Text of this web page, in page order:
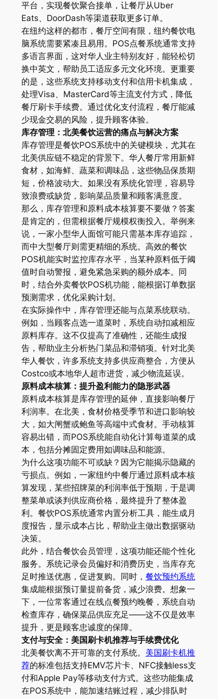
平台，实现餐饮聚合接单，让餐厅从Uber
Eats、DoorDash等渠道获取更多订单。
在纽约这样的都市，餐厅空间有限，纽约餐饮电
脑系统需要紧凑且易用。POS点餐系统通常支持
多语言界面，这对华人业主特别友好，能轻松切
换中英文，帮助员工适应多元文化环境。更重要
的是，这些系统支持移动支付和信用卡机集成，
处理Visa、MasterCard等主流支付方式，降低
餐厅刷卡手续费。通过优化支付流程，餐厅能减
少现金交易的风险，提升顾客体验。
库存管理：北美餐饮运营的痛点与解决方案
库存管理是餐饮POS系统中的关键模块，尤其在
北美供应链不稳定的背景下。华人餐厅常用新鲜
食材，如海鲜、蔬菜和调味品，这些物品保质期
短，价格波动大。如果没有系统化管理，容易导
致浪费或缺货，影响菜品质量和顾客满意度。
那么，库存管理和原料成本核算要不要做？答案
是肯定的，但需根据餐厅规模权衡投入。举例来
说，一家小型华人面馆可能只需基本库存追踪，
而中大型餐厅则需更精细的系统。高效的餐饮
POS机能实时监控库存水平，当某种原料低于阈
值时自动警报，避免紧急采购的额外成本。同
时，结合外卖餐饮POS机功能，能根据订单数据
预测需求，优化采购计划。
在实际操作中，库存管理还能与点菜系统联动。
例如，当顾客点选一道菜时，系统自动扣减相应
原料库存。这不仅提高了准确性，还能生成报
告，帮助业主分析热门菜品和滞销项。针对北美
华人餐饮，许多系统支持多供应商整合，方便从
Costco或本地华人超市进货，减少物流延误。
原料成本核算：提升盈利能力的隐形武器
原料成本核算是库存管理的延伸，直接影响餐厅
利润率。在北美，食材价格受季节和进口影响较
大，如大闸蟹或鲍鱼等高端中式食材。手动核算
容易出错，而POS系统能自动化计算每道菜的成
本，包括分摊固定费用如调味品和能源。
为什么这项功能不可或缺？因为它能揭示隐藏的
亏损点。例如，一家纽约中餐厅通过原料成本核
算发现，某些招牌菜的利润率低于预期，于是调
整菜单或谈判供应商价格，最终提升了整体盈
利。餐饮POS系统通常内置分析工具，能生成月
度报告，显示成本占比，帮助业主做出数据驱动
决策。
此外，结合餐饮会员管理，这项功能还能个性化
服务。系统记录会员偏好和消费历史，当库存充
足时推送优惠，促进复购。同时， 餐饮预约系统
集成能根据预订量提前备货，减少浪费。想象一
下，一位常客通过在线点餐预约晚餐，系统自动
检查库存，确保菜品供应充足——这不仅是效率
提升，更是顾客忠诚度的保障。
支付与安全：美国刷卡机推荐与手续费优化
北美餐饮离不开可靠的支付系统。 美国刷卡机推
荐的标准包括支持EMV芯片卡、NFC接触less支
付和Apple Pay等移动支付方式。这些功能集成
在POS系统中，能加速结账过程，减少排队时